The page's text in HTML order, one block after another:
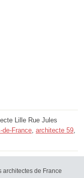
Lille Rue Jules
de-France architecte 59
architectes de France